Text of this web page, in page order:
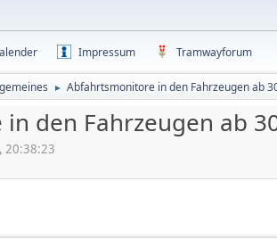
Impressum Tramwayforum
► Abfahrtsmonitore in den Fahrzeugen ab
den Fahrzeugen ab
20:38:23